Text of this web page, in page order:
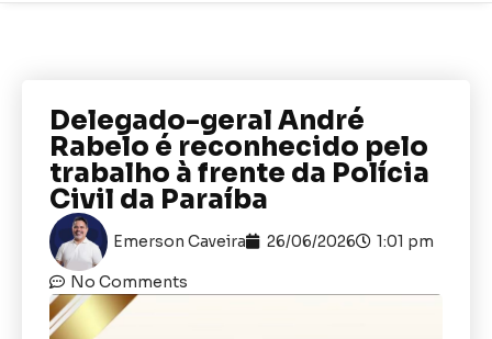
Delegado-geral André
Rabelo é reconhecido pelo
trabalho à frente da Polícia
Civil da Paraíba
Emerson Caveira 26/06/2026 1:01 pm
No Comments